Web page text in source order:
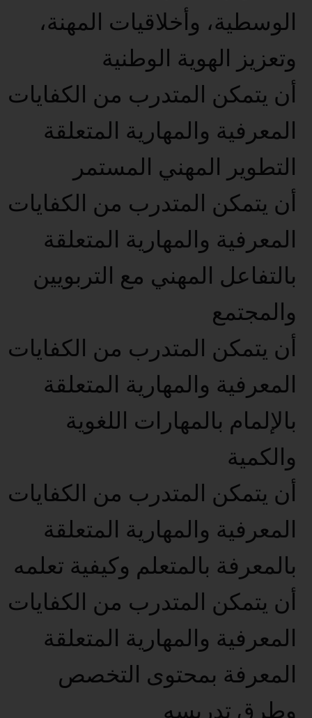
الوسطية، وأخلاقيات المهنة،
وتعزيز الهوية الوطنية
أن يتمكن المتدرب من الكفايات
المعرفية والمهارية المتعلقة
التطوير المهني المستمر
أن يتمكن المتدرب من الكفايات
المعرفية والمهارية المتعلقة
بالتفاعل المهني مع التربويين
والمجتمع
أن يتمكن المتدرب من الكفايات
المعرفية والمهارية المتعلقة
بالإلمام بالمهارات اللغوية
والكمية
أن يتمكن المتدرب من الكفايات
المعرفية والمهارية المتعلقة
بالمعرفة بالمتعلم وكيفية تعلمه
أن يتمكن المتدرب من الكفايات
المعرفية والمهارية المتعلقة
المعرفة بمحتوى التخصص
وطرق تدريسه